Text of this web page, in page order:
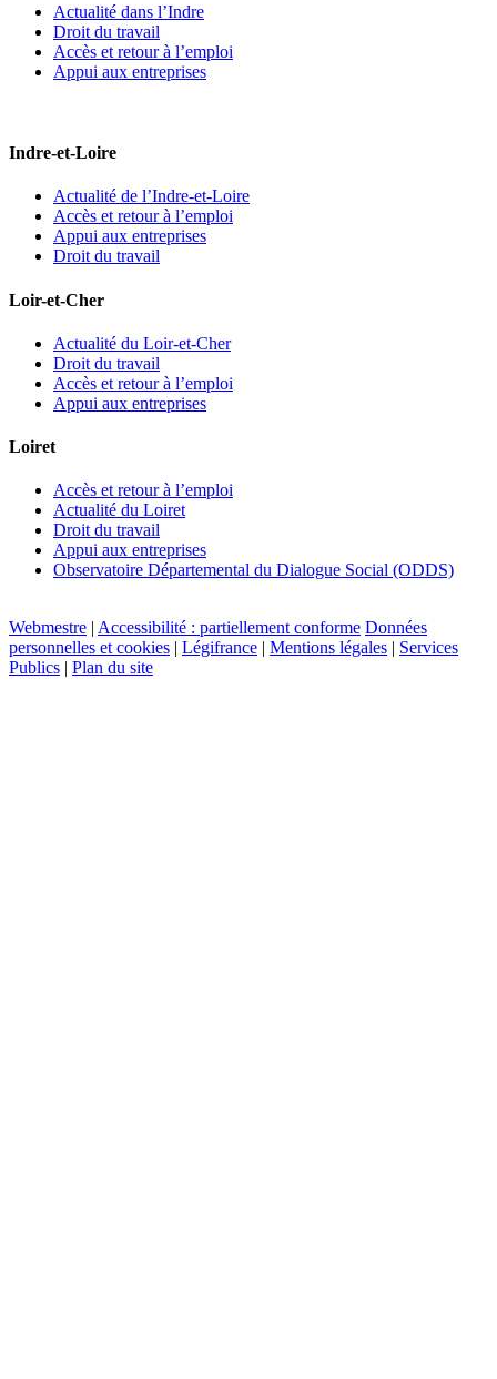
Actualité dans l’Indre
Droit du travail
Accès et retour à l’emploi
Appui aux entreprises
Indre-et-Loire
Actualité de l’Indre-et-Loire
Accès et retour à l’emploi
Appui aux entreprises
Droit du travail
Loir-et-Cher
Actualité du Loir-et-Cher
Droit du travail
Accès et retour à l’emploi
Appui aux entreprises
Loiret
Accès et retour à l’emploi
Actualité du Loiret
Droit du travail
Appui aux entreprises
Observatoire Départemental du Dialogue Social (ODDS)
Webmestre Accessibilité : partiellement conforme Données
personnelles et cookies
Légifrance Mentions légales
Services
Publics
Plan du site